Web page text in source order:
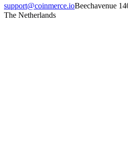
support@coinmerce.ioBeechavenue
The Netherlands